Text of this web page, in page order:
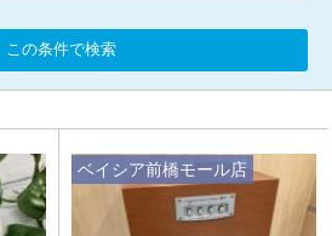
この条件で検索
ベイシア前橋モール店